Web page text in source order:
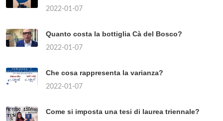
2022-01-07
Quanto costa la bottiglia Cà del Bosco?
2022-01-07
Che cosa rappresenta la varianza?
2022-01-07
Come si imposta una tesi di laurea triennale?